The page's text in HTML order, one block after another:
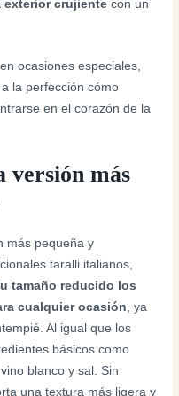
exterior crujiente con un
ocasiones especiales,
la perfección cómo
en el corazón de la
versión más
más pequeña y
taralli italianos,
tamaño reducido los
cualquier ocasión , ya
Al igual que los
básicos como
blanco y sal. Sin
una textura más ligera y